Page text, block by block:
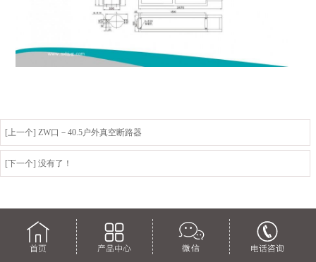
[上一个] ZW口－40.5户外真空断路器
[下一个] 没有了！